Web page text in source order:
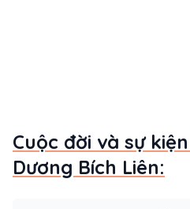
Cuộc đời và sự
Dương Bích Liên: